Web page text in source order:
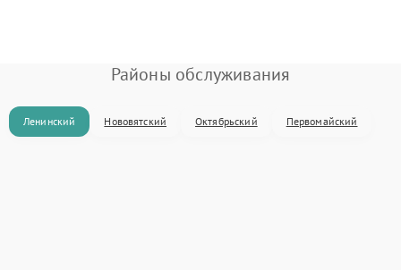
Районы обслуживания
Ленинский Нововятский Октябрьский Первомайский